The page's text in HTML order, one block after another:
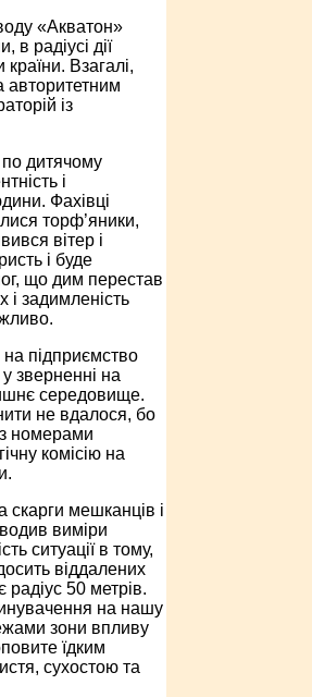
«Акватон»
радіусі дії
країни. Взагалі,
авторитетним
із
дитячому
і
Фахівці
торф’яники,
вітер і
і буде
що дим перестав
і задимленість
підприємство
зверненні на
середовище.
не вдалося, бо
з номерами
комісію на
скарги мешканців і
виміри
ситуації в тому,
віддалених
радіус 50 метрів.
на нашу
зони впливу
їдким
сухостою та